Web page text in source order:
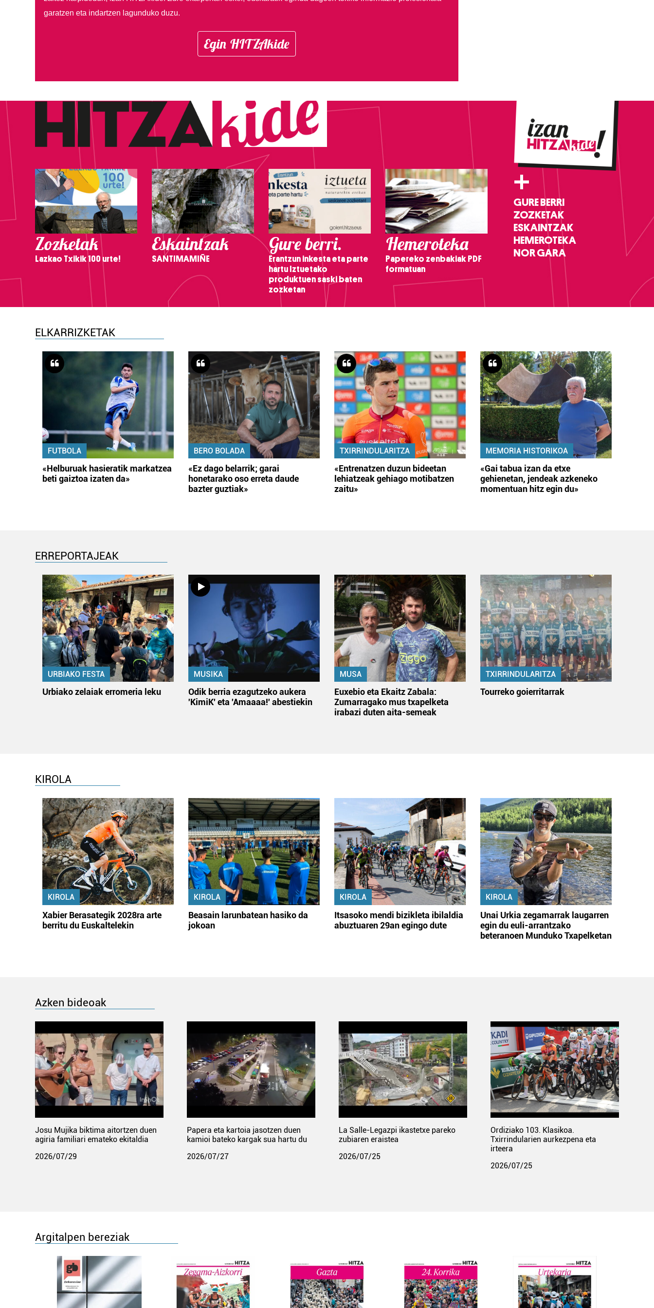
garatzen eta indartzen lagunduko duzu.
Egin HITZAkide
Zozketak
Lazkao Txikik 100 urte!
Eskaintzak
SANTIMAMIÑE
Gure berri.
Erantzun inkesta eta parte
hartu Iztuetako
produktuen saski baten
zozketan
Hemeroteka
Papereko zenbakiak PDF
formatuan
+
GURE BERRI
ZOZKETAK
ESKAINTZAK
HEMEROTEKA
NOR GARA
ELKARRIZKETAK
FUTBOLA
«Helburuak hasieratik markatzea
beti gaiztoa izaten da»
BERO BOLADA
«Ez dago belarrik; garai
honetarako oso erreta daude
bazter guztiak»
TXIRRINDULARITZA
«Entrenatzen duzun bideetan
lehiatzeak gehiago motibatzen
zaitu»
MEMORIA HISTORIKOA
«Gai tabua izan da etxe
gehienetan, jendeak azkeneko
momentuan hitz egin du»
ERREPORTAJEAK
URBIAKO FESTA
Urbiako zelaiak erromeria leku
MUSIKA
Odik berria ezagutzeko aukera
'KimiK' eta 'Amaaaa!' abestiekin
MUSA
Euxebio eta Ekaitz Zabala:
Zumarragako mus txapelketa
irabazi duten aita-semeak
TXIRRINDULARITZA
Tourreko goierritarrak
KIROLA
KIROLA
Xabier Berasategik 2028ra arte
berritu du Euskaltelekin
KIROLA
Beasain larunbatean hasiko da
jokoan
KIROLA
Itsasoko mendi bizikleta ibilaldia
abuztuaren 29an egingo dute
KIROLA
Unai Urkia zegamarrak laugarren
egin du euli-arrantzako
beteranoen Munduko Txapelketan
Azken bideoak
Josu Mujika biktima aitortzen duen
agiria familiari emateko ekitaldia
2026/07/29
Papera eta kartoia jasotzen duen
kamioi bateko kargak sua hartu du
2026/07/27
La Salle-Legazpi ikastetxe pareko
zubiaren eraistea
2026/07/25
Ordiziako 103. Klasikoa.
Txirrindularien aurkezpena eta
irteera
2026/07/25
Argitalpen bereziak